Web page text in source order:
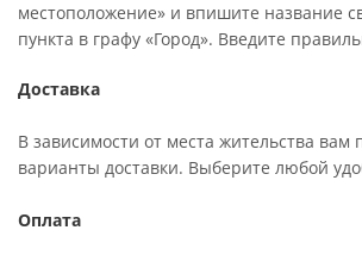
местоположение» и впишите название
пункта в графу «Город». Введите
Доставка
В зависимости от места жительства вам
варианты доставки. Выберите любой
Оплата